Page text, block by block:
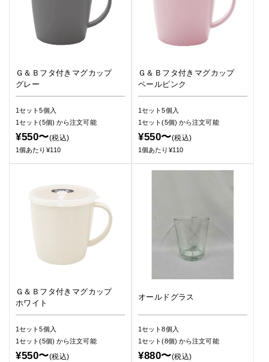
Ｇ＆Ｂフタ付きマグカップ
グレー
1セット5個入
1セット(5個) から注文可能
¥550〜(税込)
1個あたり¥110
Ｇ＆Ｂフタ付きマグカップ
ペールピンク
1セット5個入
1セット(5個) から注文可能
¥550〜(税込)
1個あたり¥110
Ｇ＆Ｂフタ付きマグカップ
ホワイト
1セット5個入
1セット(5個) から注文可能
¥550〜(税込)
オールドグラス
1セット8個入
1セット(8個) から注文可能
¥880〜(税込)